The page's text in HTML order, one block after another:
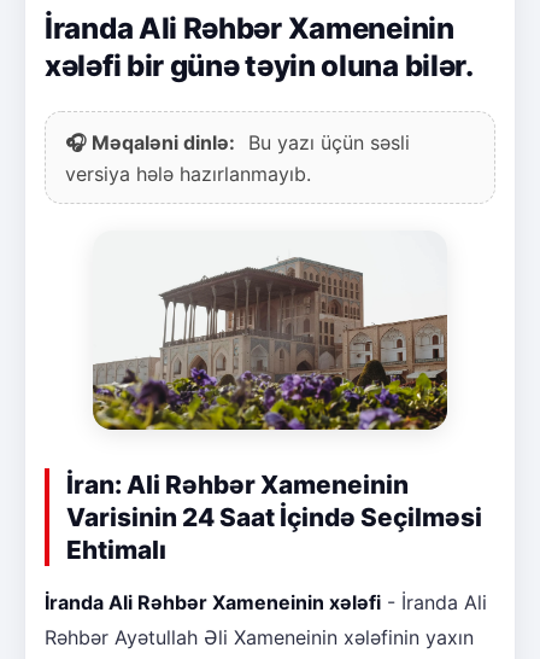
İranda Ali Rəhbər Xameneinin
xələfi bir günə təyin oluna bilər.
🎧 Məqaləni dinlə:
Bu yazı üçün səsli
versiya hələ hazırlanmayıb.
İran: Ali Rəhbər Xameneinin
Varisinin 24 Saat İçində Seçilməsi
Ehtimalı
İranda Ali Rəhbər Xameneinin xələfi - İranda Ali
Rəhbər Ayətullah Əli Xameneinin xələfinin yaxın